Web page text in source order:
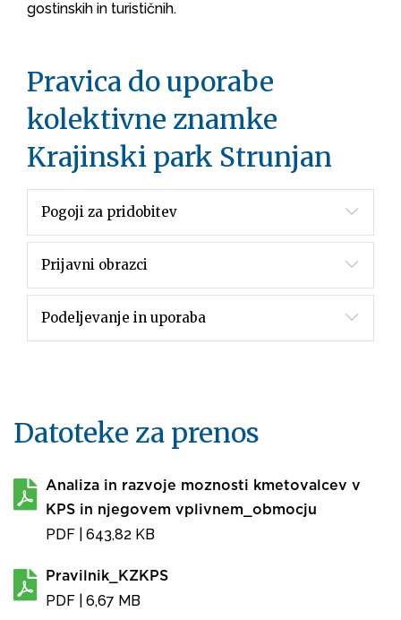
gostinskih in turističnih.
Pravica do uporabe
kolektivne znamke
Krajinski park Strunjan
Pogoji za pridobitev
Prijavni obrazci
Podeljevanje in uporaba
Datoteke za prenos
Analiza in razvoje moznosti kmetovalcev v
KPS in njegovem vplivnem_obmocju
PDF | 643,82 KB
Pravilnik_KZKPS
PDF | 6,67 MB